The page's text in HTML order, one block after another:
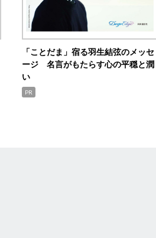
「ことだま」宿る羽生結弦のメッセ
ージ 名言がもたらす心の平穏と潤
い
PR